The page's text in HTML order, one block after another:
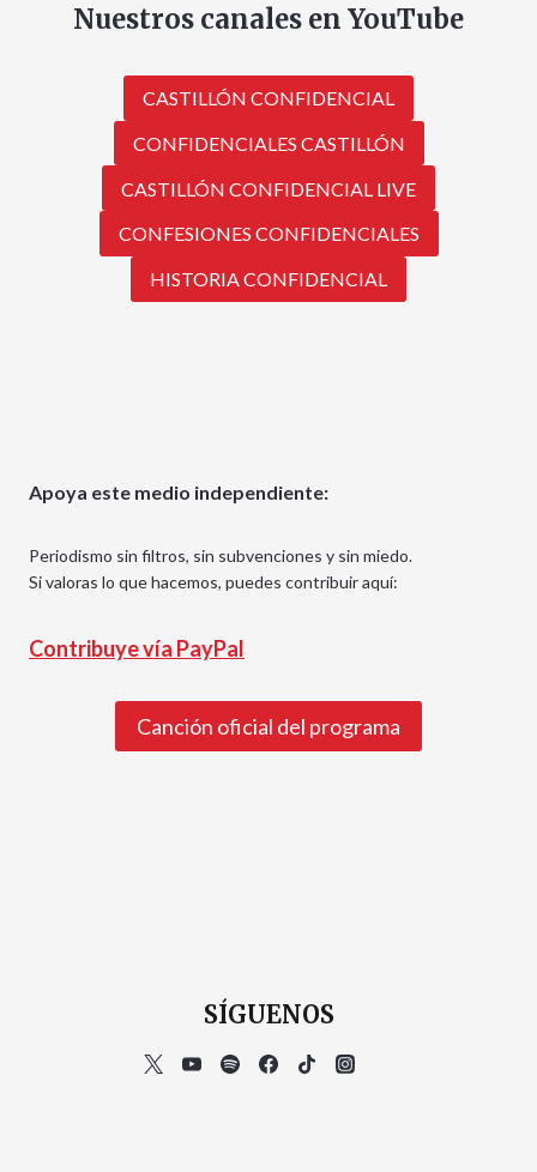
Nuestros canales en YouTube
CASTILLÓN CONFIDENCIAL
CONFIDENCIALES CASTILLÓN
CASTILLÓN CONFIDENCIAL LIVE
CONFESIONES CONFIDENCIALES
HISTORIA CONFIDENCIAL
Apoya este medio independiente:
Periodismo sin filtros, sin subvenciones y sin miedo.
Si valoras lo que hacemos, puedes contribuir aquí:
Contribuye vía PayPal
Canción oficial del programa
SÍGUENOS